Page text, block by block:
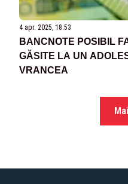
4 apr. 2025, 18:53
BANCNOTE POSIBIL
GĂSITE LA UN
VRANCEA